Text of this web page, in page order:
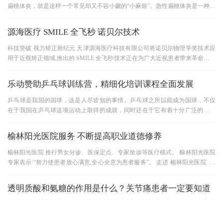
扁桃体炎，就是这样一个常见却又不容小觑的“小麻烦”。急性扁桃体炎是一种在
源海医疗 SMILE 全飞秒 诺贝尔技术
科技突破 视力矫正新纪元 天津源海医疗科技有限公司将诺贝尔物理学奖技术应
用于近视矫正领域,推出的 SMILE 全飞秒技术正在为广大近视患者带来革命性的
乐动赞助乒乓球训练营，精细化培训课程全面发展
乒乓球是我国的国球，这是人尽皆知的事情。乒乓球之所以能成为国球，不仅
在于我国在乒乓球这项运动上取得的成就，同时还在于它有着十分广泛的群众
榆林阳光医院服务 不断提高职业道德修养
榆林阳光医院 推行男女分诊、医保定点、专家坐诊等医疗模式。 榆林阳光医院
专家表示:“努力使患者放心满意,全心全意为患者服务”。 走进 榆林阳光医院 :洁
透明质酸和氨糖的作用是什么？关节痛患者一定要知道